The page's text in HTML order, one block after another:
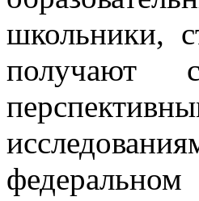
школьники,
получают